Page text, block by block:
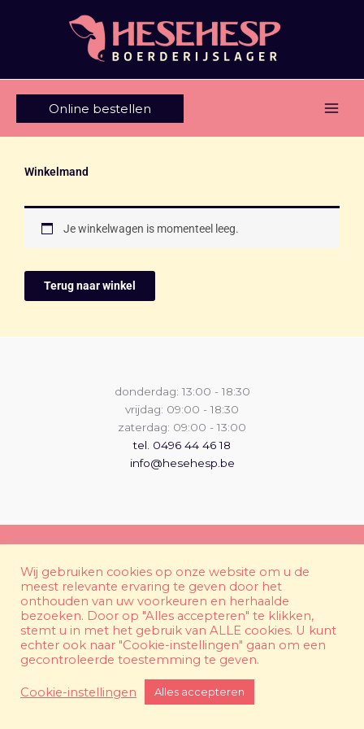
Online bestellen
Winkelmand
Je winkelwagen is momenteel leeg.
Terug naar winkel
donderdag: 13:00 - 18:30
vrijdag: 09:00 - 18:30
zaterdag: 09:00 - 13:00
tel. 0496 44 46 18
info@hesehesp.be
Powered by We Are Knights
Wij gebruiken cookies op onze website om u de
meest relevante ervaring te geven door het
onthouden van uw voorkeuren en herhaalde
bezoeken. Door op "Alles accepteren" te klikken,
stemt u in met het gebruik van ALLE cookies. U kunt
echter ook naar "Cookie-instellingen" gaan om een
gecontroleerde toestemming te geven.
Cookie-instellingen Alles accepteren